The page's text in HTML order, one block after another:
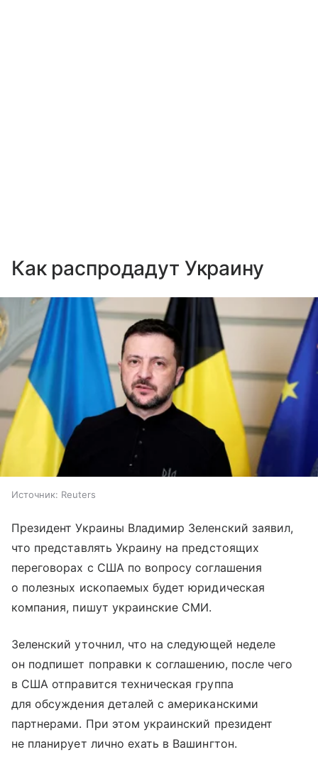
Как распродадут Украину
Источник: Reuters
Президент Украины Владимир Зеленский заявил,
что представлять Украину на предстоящих
переговорах с США по вопросу соглашения
о полезных ископаемых будет юридическая
компания, пишут украинские СМИ.
Зеленский уточнил, что на следующей неделе
он подпишет поправки к соглашению, после чего
в США отправится техническая группа
для обсуждения деталей с американскими
партнерами. При этом украинский президент
не планирует лично ехать в Вашингтон.